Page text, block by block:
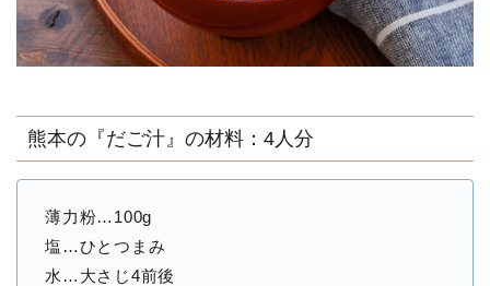
熊本の『だご汁』の材料：4人分
薄力粉…100g
塩…ひとつまみ
水…大さじ4前後